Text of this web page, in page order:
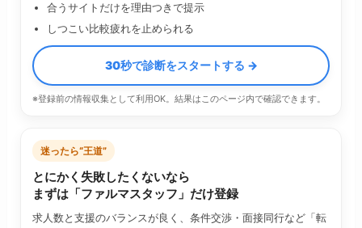
合うサイトだけを理由つきで提示
しつこい比較疲れを止められる
30秒で診断をスタートする →
※登録前の情報収集として利用OK。結果はこのページ内で確認できます。
迷ったら“王道”
とにかく失敗したくないなら
まずは「ファルマスタッフ」だけ登録
求人数と支援のバランスが良く、条件交渉・面接同行など「転